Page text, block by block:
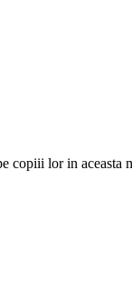
copiii lor in aceasta